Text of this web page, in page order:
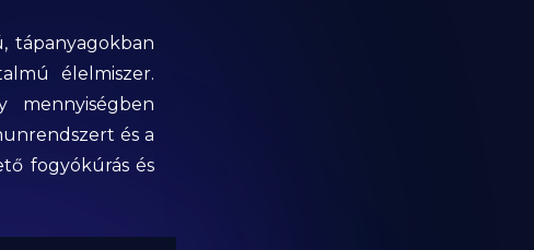
tápanyagokban
élelmiszer.
mennyiségben
és a
fogyókúrás és